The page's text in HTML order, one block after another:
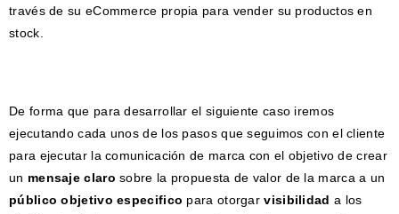
través de su eCommerce propia para vender su productos en
stock.
De forma que para desarrollar el siguiente caso iremos
ejecutando cada unos de los pasos que seguimos con el cliente
para ejecutar la comunicación de marca con el objetivo de crear
un mensaje claro sobre la propuesta de valor de la marca a un
público objetivo especifico para otorgar visibilidad a los